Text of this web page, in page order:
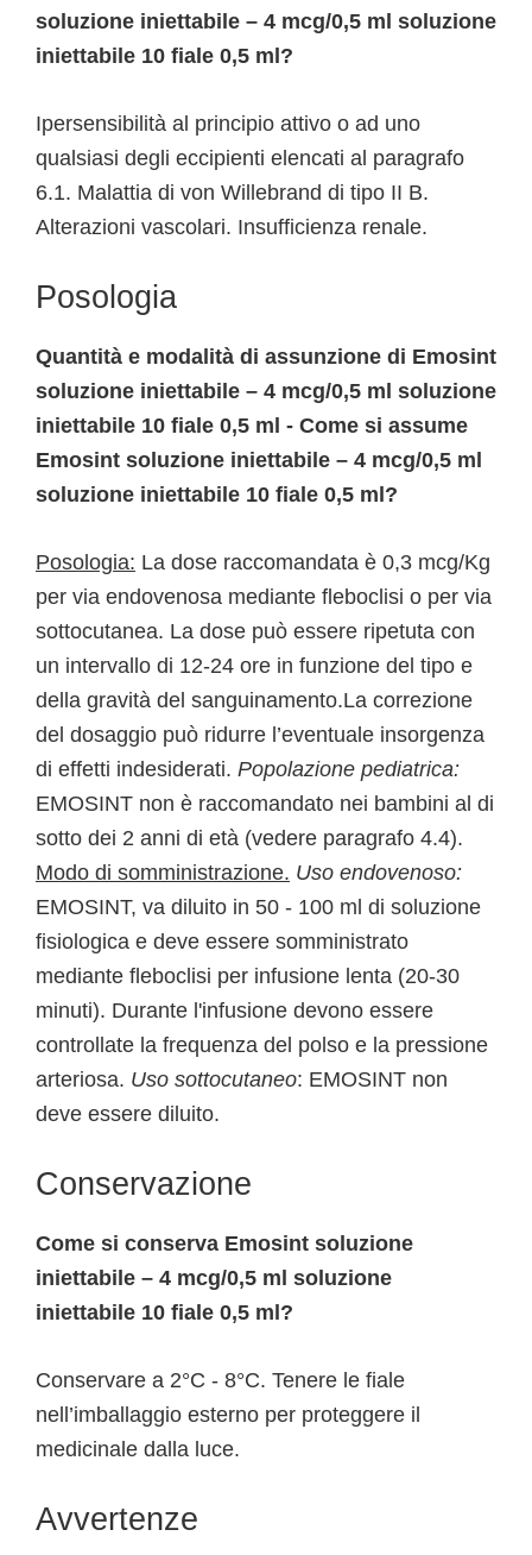
soluzione iniettabile – 4 mcg/0,5 ml soluzione
iniettabile 10 fiale 0,5 ml?
Ipersensibilità al principio attivo o ad uno
qualsiasi degli eccipienti elencati al paragrafo
6.1. Malattia di von Willebrand di tipo II B.
Alterazioni vascolari. Insufficienza renale.
Posologia
Quantità e modalità di assunzione di Emosint
soluzione iniettabile – 4 mcg/0,5 ml soluzione
iniettabile 10 fiale 0,5 ml - Come si assume
Emosint soluzione iniettabile – 4 mcg/0,5 ml
soluzione iniettabile 10 fiale 0,5 ml?
Posologia: La dose raccomandata è 0,3 mcg/Kg
per via endovenosa mediante fleboclisi o per via
sottocutanea. La dose può essere ripetuta con
un intervallo di 12-24 ore in funzione del tipo e
della gravità del sanguinamento.La correzione
del dosaggio può ridurre l’eventuale insorgenza
di effetti indesiderati. Popolazione pediatrica:
EMOSINT non è raccomandato nei bambini al di
sotto dei 2 anni di età (vedere paragrafo 4.4).
Modo di somministrazione. Uso endovenoso:
EMOSINT, va diluito in 50 - 100 ml di soluzione
fisiologica e deve essere somministrato
mediante fleboclisi per infusione lenta (20-30
minuti). Durante l'infusione devono essere
controllate la frequenza del polso e la pressione
arteriosa. Uso sottocutaneo: EMOSINT non
deve essere diluito.
Conservazione
Come si conserva Emosint soluzione
iniettabile – 4 mcg/0,5 ml soluzione
iniettabile 10 fiale 0,5 ml?
Conservare a 2°C - 8°C. Tenere le fiale
nell’imballaggio esterno per proteggere il
medicinale dalla luce.
Avvertenze